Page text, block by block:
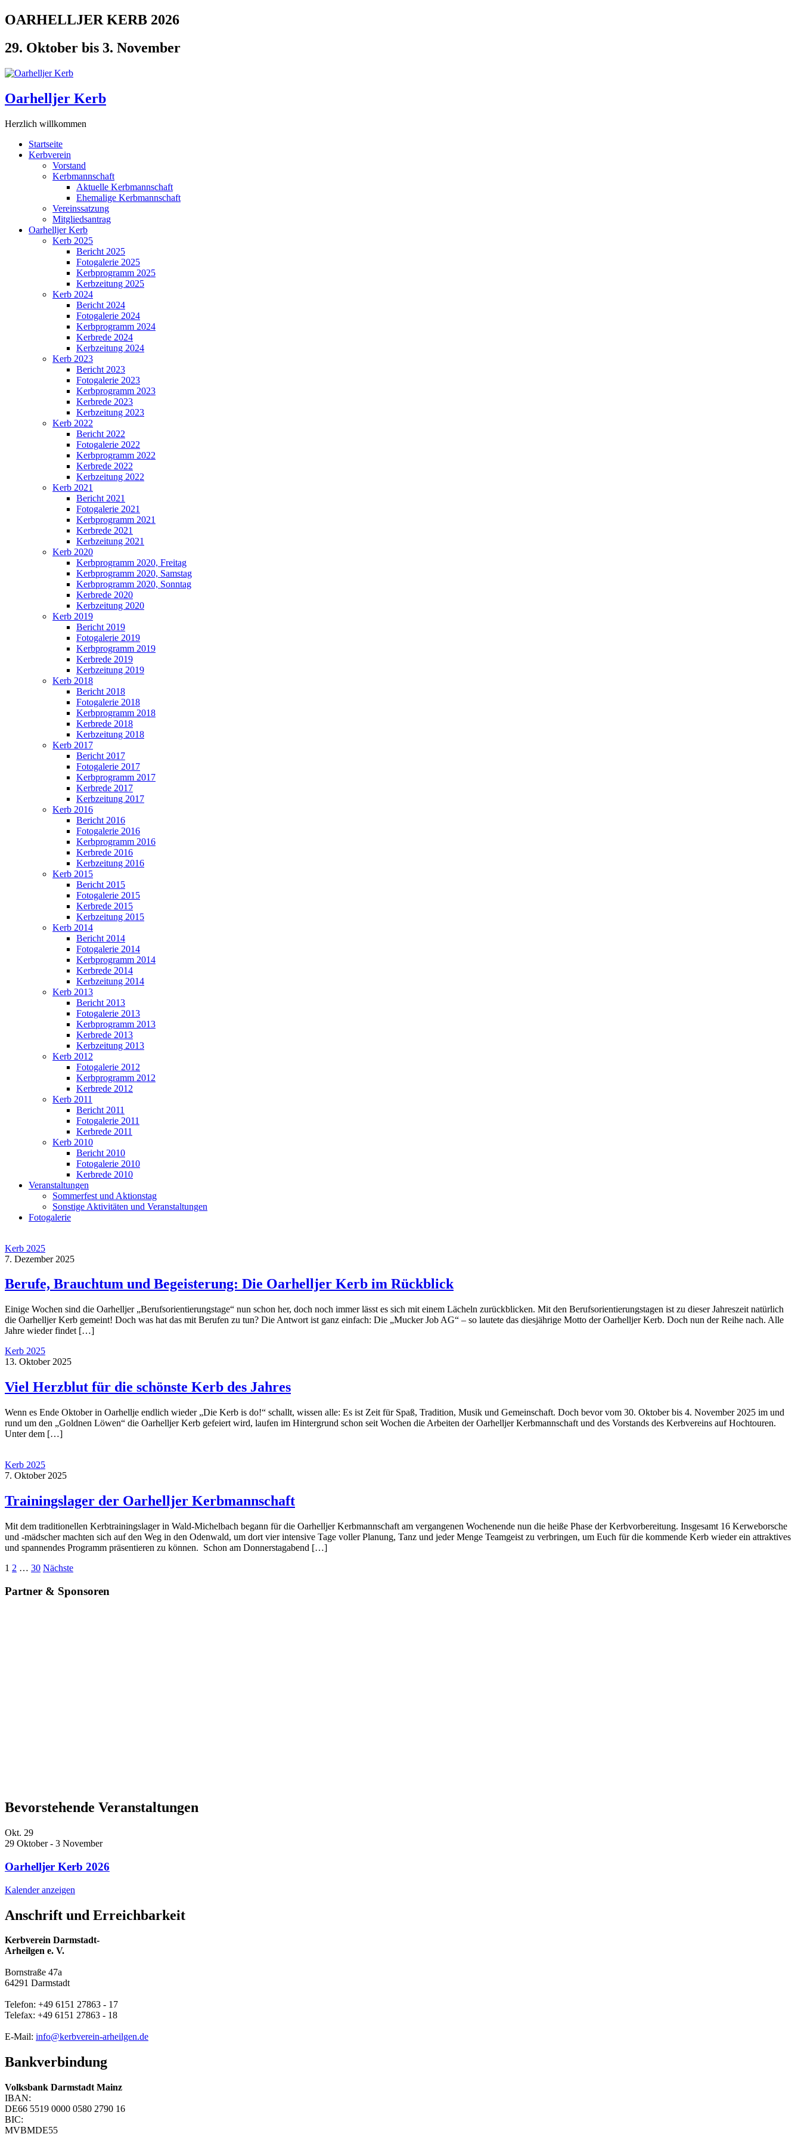
Zum
Inhalt
OARHELLJER KERB 2026
29. Oktober bis 3. November
Oarhelljer Kerb
Herzlich willkommen
Startseite
Kerbverein
Vorstand
Kerbmannschaft
Aktuelle Kerbmannschaft
Ehemalige Kerbmannschaft
Vereinssatzung
Mitgliedsantrag
Oarhelljer Kerb
Kerb 2025
Bericht 2025
Fotogalerie 2025
Kerbprogramm 2025
Kerbzeitung 2025
Kerb 2024
Bericht 2024
Fotogalerie 2024
Kerbprogramm 2024
Kerbrede 2024
Kerbzeitung 2024
Kerb 2023
Bericht 2023
Fotogalerie 2023
Kerbprogramm 2023
Kerbrede 2023
Kerbzeitung 2023
Kerb 2022
Bericht 2022
Fotogalerie 2022
Kerbprogramm 2022
Kerbrede 2022
Kerbzeitung 2022
Kerb 2021
Bericht 2021
Fotogalerie 2021
Kerbprogramm 2021
Kerbrede 2021
Kerbzeitung 2021
Kerb 2020
Kerbprogramm 2020, Freitag
Kerbprogramm 2020, Samstag
Kerbprogramm 2020, Sonntag
Kerbrede 2020
Kerbzeitung 2020
Kerb 2019
Bericht 2019
Fotogalerie 2019
Kerbprogramm 2019
Kerbrede 2019
Kerbzeitung 2019
Kerb 2018
Bericht 2018
Fotogalerie 2018
Kerbprogramm 2018
Kerbrede 2018
Kerbzeitung 2018
Kerb 2017
Bericht 2017
Fotogalerie 2017
Kerbprogramm 2017
Kerbrede 2017
Kerbzeitung 2017
Kerb 2016
Bericht 2016
Fotogalerie 2016
Kerbprogramm 2016
Kerbrede 2016
Kerbzeitung 2016
Kerb 2015
Bericht 2015
Fotogalerie 2015
Kerbrede 2015
Kerbzeitung 2015
Kerb 2014
Bericht 2014
Fotogalerie 2014
Kerbprogramm 2014
Kerbrede 2014
Kerbzeitung 2014
Kerb 2013
Bericht 2013
Fotogalerie 2013
Kerbprogramm 2013
Kerbrede 2013
Kerbzeitung 2013
Kerb 2012
Fotogalerie 2012
Kerbprogramm 2012
Kerbrede 2012
Kerb 2011
Bericht 2011
Fotogalerie 2011
Kerbrede 2011
Kerb 2010
Bericht 2010
Fotogalerie 2010
Kerbrede 2010
Veranstaltungen
Sommerfest und Aktionstag
Sonstige Aktivitäten und Veranstaltungen
Fotogalerie
Kerb 2025
7. Dezember 2025
Berufe, Brauchtum und Begeisterung: Die Oarhelljer Kerb im Rückblick
Eini­ge Wochen sind die Oar­hell­jer „Berufs­ori­en­tie­rungs­ta­ge“ nun schon her, doch noch immer lässt es sich mit einem Lächeln zurück­bli­cken. Mit den Berufs­ori­en­tie­rungs­ta­gen ist zu die­ser Jah­res­zeit natür­lich
die Oar­hell­jer Kerb gemeint! Doch was hat das mit Beru­fen zu tun? Die Ant­wort ist ganz ein­fach: Die „Mucker Job AG“ – so lau­te­te das dies­jäh­ri­ge Mot­to der Oar­hell­jer Kerb. Doch nun der Rei­he nach. Alle
Jah­re wie­der findet […]
Kerb 2025
13. Oktober 2025
Viel Herzblut für die schönste Kerb des Jahres
Wenn es Ende Okto­ber in Oar­hell­je end­lich wie­der „Die Kerb is do!“ schallt, wis­sen alle: Es ist Zeit für Spaß, Tra­di­ti­on, Musik und Gemein­schaft. Doch bevor vom 30. Okto­ber bis 4. Novem­ber 2025 im und
rund um den „Gold­nen Löwen“ die Oar­hell­jer Kerb gefei­ert wird, lau­fen im Hin­ter­grund schon seit Wochen die Arbei­ten der Oar­hell­jer Kerb­mann­schaft und des Vor­stands des Kerb­ver­eins auf Hoch­tou­ren.
Unter dem […]
Kerb 2025
7. Oktober 2025
Trainingslager der Oarhelljer Kerbmannschaft
Mit dem tra­di­tio­nel­len Kerb­trai­nings­la­ger in Wald-Michel­­bach begann für die Oar­hell­jer Kerb­mann­schaft am ver­gan­ge­nen Wochen­en­de nun die hei­ße Pha­se der Kerb­vor­be­rei­tung. Ins­ge­samt 16 Ker­webor­sche
und ‑mädscher mach­ten sich auf den Weg in den Oden­wald, um dort vier inten­si­ve Tage vol­ler Pla­nung, Tanz und jeder Men­ge Team­geist zu ver­brin­gen, um Euch für die kom­men­de Kerb wie­der ein attrak­ti­ves
und span­nen­des Pro­gramm prä­sen­tie­ren zu kön­nen. Schon am Donnerstagabend […]
Seitennummerierung
der
1 2 … 30 Nächste
Partner & Sponsoren
Bevorstehende Veranstaltungen
Okt. 29
29 Oktober- 3 November
Oarhelljer Kerb 2026
Kalender anzeigen
Anschrift und Erreichbarkeit
Kerbverein Darmstadt-
Arheilgen e. V.
Bornstraße 47a
64291 Darmstadt
Telefon: +49 6151 27863 - 17
Telefax: +49 6151 27863 - 18
E-Mail: info@kerbverein-arheilgen.de
Bankverbindung
Volksbank Darmstadt Mainz
IBAN:
DE66 5519 0000 0580 2790 16
BIC:
MVBMDE55